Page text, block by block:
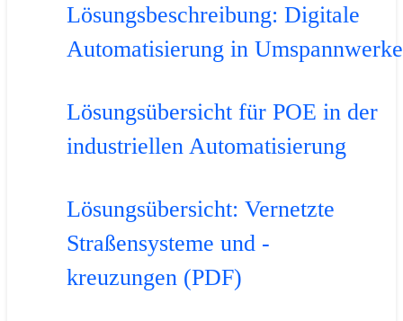
Lösungsbeschreibung: Digitale
Automatisierung in
Lösungsübersicht für POE in der
industriellen Automatisierung
Lösungsübersicht: Vernetzte
Straßensysteme und -
kreuzungen (PDF)